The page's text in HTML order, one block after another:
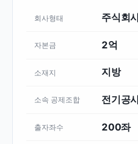
회사형태 주식회
자본금 2억
소재지 지방
소속 공제조합 전기공
출자좌수 200좌